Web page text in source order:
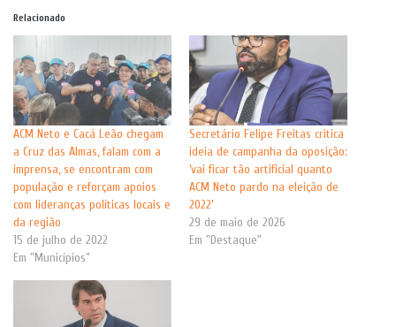
Relacionado
ACM Neto e Cacá Leão chegam
a Cruz das Almas, falam com a
imprensa, se encontram com
população e reforçam apoios
com lideranças políticas locais e
da região
15 de julho de 2022
Em "Municípios"
Secretário Felipe Freitas critica
ideia de campanha da oposição:
‘vai ficar tão artificial quanto
ACM Neto pardo na eleição de
2022’
29 de maio de 2026
Em "Destaque"